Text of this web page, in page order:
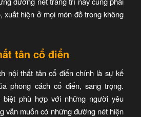
xuất hiện ở mọi món đồ trong không
tân cổ điển
nội thất tân cổ điển chính là sự kế
phong cách cổ điển, sang trọng.
biệt phù hợp với những người yêu
vẫn muốn có những đường nét hiện